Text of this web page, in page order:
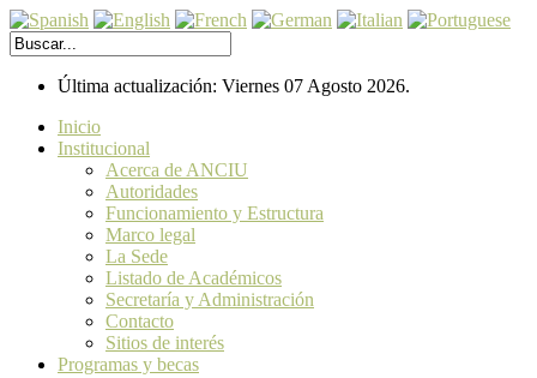
Última actualización: Viernes 07 Agosto 2026.
Inicio
Institucional
Acerca de ANCIU
Autoridades
Funcionamiento y Estructura
Marco legal
La Sede
Listado de Académicos
Secretaría y Administración
Contacto
Sitios de interés
Programas y becas